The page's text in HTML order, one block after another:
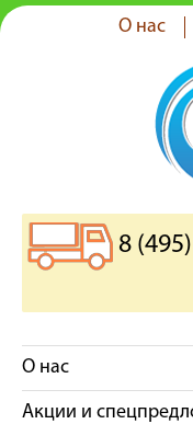
О нас
8
О нас
Акции и